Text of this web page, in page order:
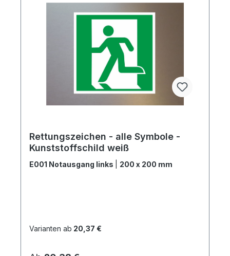
Rettungszeichen - alle Symbole -
Kunststoffschild weiß
E001 Notausgang links 200 x 200 mm
Varianten ab 20,37 €